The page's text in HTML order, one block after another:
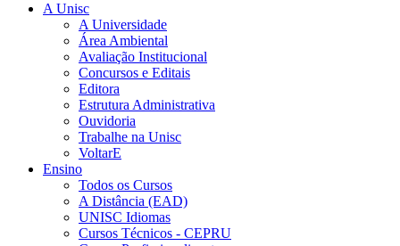
A Unisc
A Universidade
Área Ambiental
Avaliação Institucional
Concursos e Editais
Editora
Estrutura Administrativa
Ouvidoria
Trabalhe na Unisc
VoltarE
Ensino
Todos os Cursos
A Distância (EAD)
UNISC Idiomas
Cursos Técnicos - CEPRU